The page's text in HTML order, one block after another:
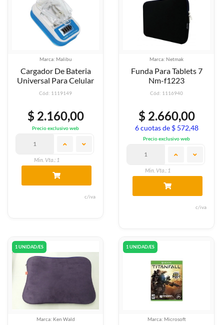
Marca: Malibu
Cargador De Bateria
Universal Para Celular
Cód: 1119149
$ 2.160,00
Precio exclusivo web
Min. Vta.: 1
c/iva
Marca: Netmak
Funda Para Tablets 7
Nm-f1223
Cód: 1116940
$ 2.660,00
6 cuotas de $ 572,48
Precio exclusivo web
Min. Vta.: 1
c/iva
1 UNIDAD/ES
Marca: Ken Wald
1 UNIDAD/ES
Marca: Microsoft